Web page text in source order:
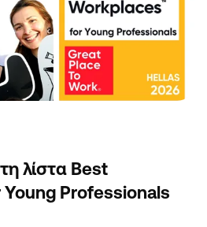
λίστα Best
Professionals